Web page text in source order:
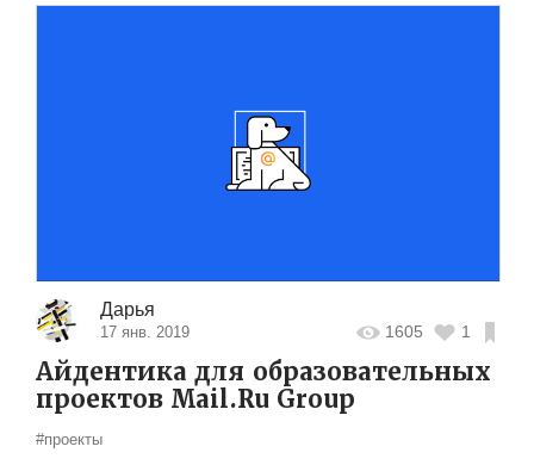
Дарья
17 янв. 2019 1605 1
Айдентика для образовательных
проектов Mail.Ru Group
#проекты